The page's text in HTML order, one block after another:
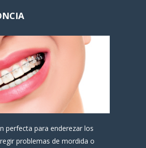
perfecta para enderezar los
problemas de mordida o